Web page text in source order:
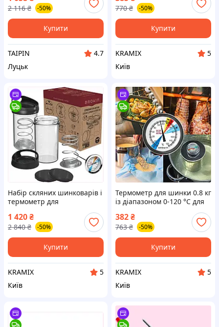
2 116 ₴ -50%
Купити
TAIPIN
4.7
Луцьк
вимірювання
770 ₴ -50%
Купити
KRAMIX
5
Київ
Набір скляних шинковарів і
термометр для
страв і зберігання
продуктів
1 420₴
2 840 ₴ -50%
Купити
KRAMIX
5
Київ
Термометр для шинки 0.8 кг
із діапазоном 0-120 °C для
м'яса та води
382₴
763 ₴ -50%
Купити
KRAMIX
5
Київ